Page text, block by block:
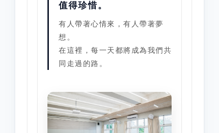
值得珍惜。
有人帶著心情來，有人帶著夢
想。
在這裡，每一天都將成為我們共
同走過的路。